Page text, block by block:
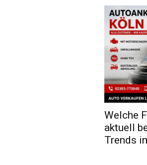
Welche
aktuell
Trends